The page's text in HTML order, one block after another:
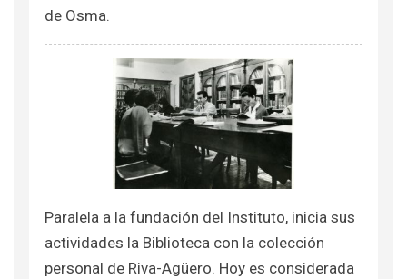
de Osma.
Paralela a la fundación del Instituto, inicia sus
actividades la Biblioteca con la colección
personal de Riva-Agüero. Hoy es considerada